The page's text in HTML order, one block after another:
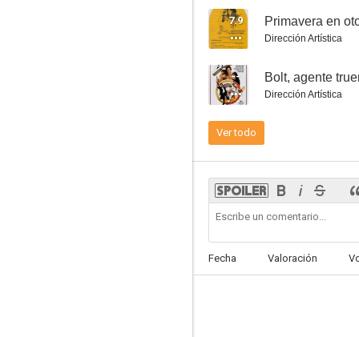
8.0
7.9
7.9 Primavera en
Dirección Artística
-- Bolt, agente
Dirección Artística
Ver todo
Fecha Valoración